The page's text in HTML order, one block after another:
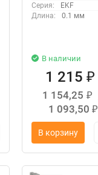
Серия:
EKF
Длина:
0.1 мм
В наличии
1 215₽
1 154,25 ₽
1 093,50 ₽
В корзину